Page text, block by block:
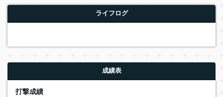
ライフログ
成績表
打撃成績